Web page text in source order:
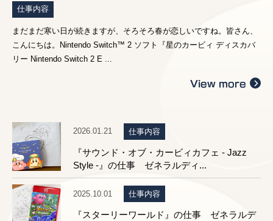
仕事内容
まだまだ寒い日が続きますが、そろそろ春が恋しいですね。皆さん、
こんにちは。Nintendo Switch™ 2 ソフト『星のカービィ ディスカバ
リー Nintendo Switch 2 E ...
View more
2026.01.21 仕事内容
『サウンド・オブ・カービィカフェ - Jazz
Style -』の仕事 ゼネラルディ...
2025.10.01 仕事内容
『スターリーワールド』の仕事 ゼネラルデ